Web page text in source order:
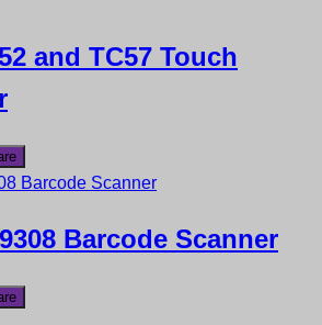
and TC57 Touch
Barcode Scanner